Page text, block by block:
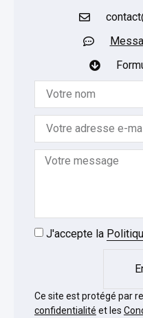
J'accepte la
Ce site est protégé par
confidentialité et les